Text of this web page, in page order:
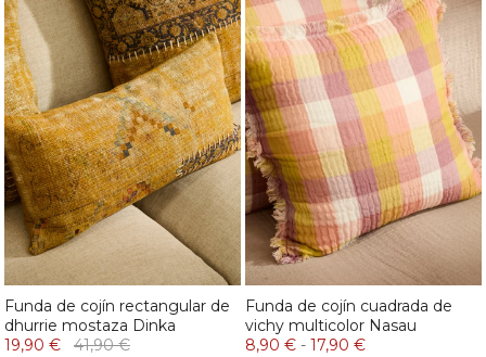
Funda de cojín rectangular de
dhurrie mostaza Dinka
19,90 €
41,90 €
Funda de cojín cuadrada de
vichy multicolor Nasau
8,90 € - 17,90 €